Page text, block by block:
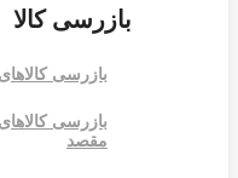
بازرسی کالا
بازرسی
بازرسی
مقصد